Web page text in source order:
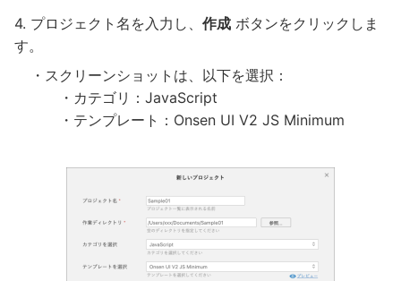
プロジェクト名を入力し、 作成 ボタンをクリックしま
す。
・スクリーンショットは、以下を選択：
・カテゴリ：JavaScript
・テンプレート：Onsen UI V2 JS Minimum